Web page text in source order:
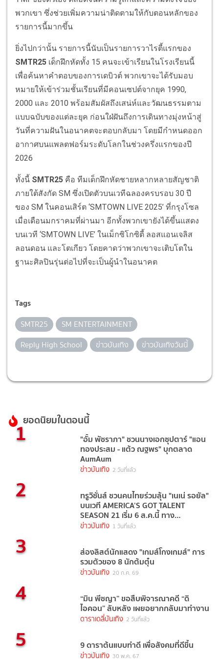
พวกเขา ซึ่งช่วยเพิ่มความน่าติดตามให้กับตอนหลักของ
รายการนี้มากขึ้น
ยิ่งไปกว่านั้น รายการนี้นับเป็นรายการวาไรตี้แรกของ
SMTR25 เด็กฝึกหัดทั้ง 15 คนจะเข้าเรียนในโรงเรียนนี้
เพื่อค้นหาคำตอบของการเดบิวต์ พวกเขาจะได้รับมอบ
หมายให้เข้าร่วมชั้นเรียนที่มีคอนเซปต์จากยุค 1990,
2000 และ 2010 พร้อมสัมผัสถึงเสน่ห์และวัฒนธรรมตาม
แบบฉบับของแต่ละยุค ก่อนใฝ่ฝันถึงการเดินทางมุ่งหน้าสู่
วันที่ความฝันในอนาคตจะตอบกลับมา โดยมีกำหนดออก
อากาศบนแพลตฟอร์มระดับโลกในช่วงครึ่งแรกของปี
2026
ทั้งนี้ SMTR25 คือ ทีมเด็กฝึกหัดชายหลากหลายสัญชาติ
ภายใต้สังกัด SM ซึ่งเปิดตัวบนเวทีฉลองครบรอบ 30 ปี
ของ SM ในคอนเสิร์ต ‘SMTOWN LIVE 2025’ ที่กรุงโซล
เมื่อเดือนมกราคมที่ผ่านมา อีกทั้งพวกเขายังได้ขึ้นแสดง
บนเวที ‘SMTOWN LIVE’ ในเม็กซิโกซิตี้ ลอสแอนเจลิส
ลอนดอน และโตเกียว โดยคาดว่าพวกเขาจะเติบโตใน
ฐานะศิลปินรุ่นต่อไปที่จะเป็นผู้นำในอนาคต
Tags
SMTR25
SM ENTERTAINMENT
Reply High School
ข่าวบันเทิง ข่าวบันเทิงวันนี้
ยอดนิยมในตอนนี้
1 "อั้ม พัชราภา" ชวนนางเอกซุปตาร์ "แอน
ทองประสม - แต้ว ณฐพร" บุกตลาด
AumAum
ข่าวบันเทิง 2 วันที่แล้ว
2 ทรูวิชั่นส์ ชวนคนไทยร่วมลุ้น "เนเน่ รอยัล"
บนเวที AMERICA’S GOT TALENT
SEASON 21 เริ่ม 6 ส.ค.นี้ ทาง
TrueVisions NOW
ข่าวบันเทิง 1 วันที่แล้ว
3 ส่องลิสต์นักแสดง "เกมส์โกงเกมส์" การ
รวมตัวของ 8 นักต้มตุ๋น
ข่าวบันเทิง 20 ก.ค. 69
4 “มิน พีชญา” ขอสืบพิจารณาคดี “ดิ
ไอคอน” ลับหลัง เผยอยากกลับมาทำงาน
ดาราเดลี่บันเทิง 2 วันที่แล้ว
5 9 ดาราต้นแบบทำดี เพื่อสังคมที่ดีขึ้น
ข่าวบันเทิง 30 พ.ค. 67